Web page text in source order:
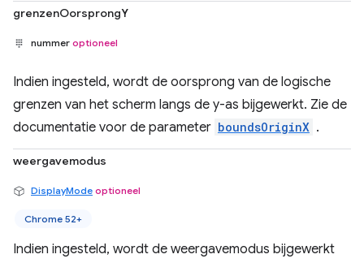
grenzenOorsprongY
nummer optioneel
Indien ingesteld, wordt de oorsprong van de logische
grenzen van het scherm langs de y-as bijgewerkt. Zie de
documentatie voor de parameter boundsOriginX .
weergavemodus
DisplayMode optioneel
Chrome 52+
Indien ingesteld, wordt de weergavemodus bijgewerkt